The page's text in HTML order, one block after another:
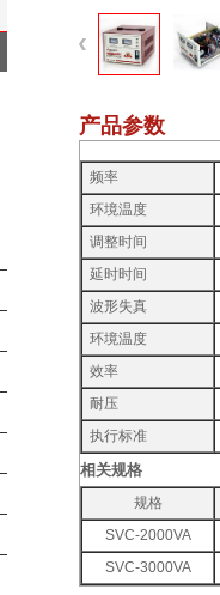
产品参数
频率
环境温度
调整时间
延时时间
波形失真
环境温度
效率
耐压
执行标准
相关规格
规格
SVC-2000VA
SVC-3000VA